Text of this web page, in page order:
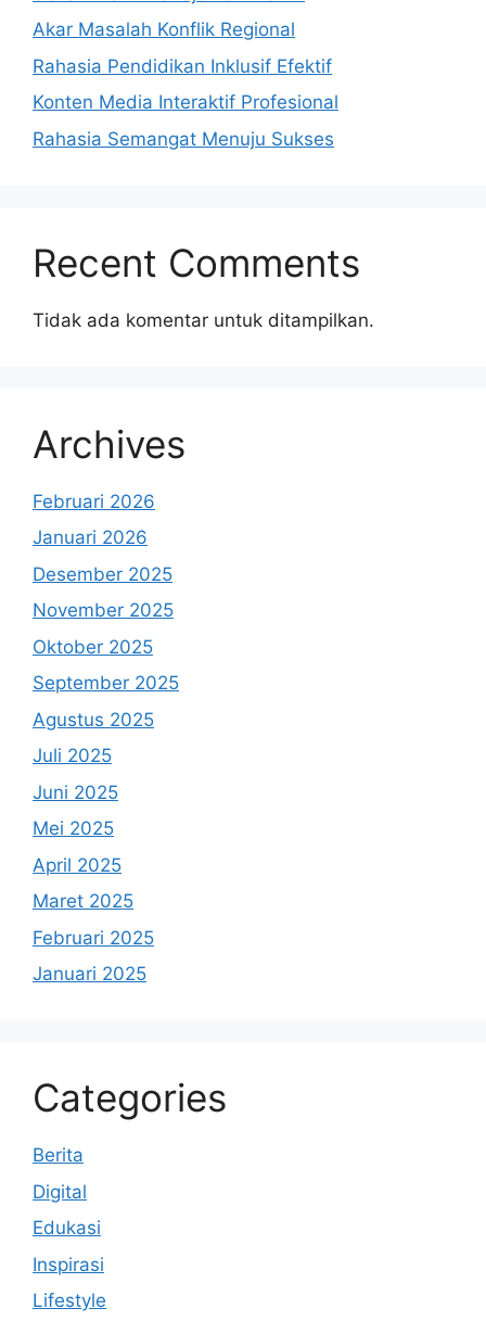
Akar Masalah Konflik Regional
Rahasia Pendidikan Inklusif Efektif
Konten Media Interaktif Profesional
Rahasia Semangat Menuju Sukses
Recent Comments
Tidak ada komentar untuk ditampilkan.
Archives
Februari 2026
Januari 2026
Desember 2025
November 2025
Oktober 2025
September 2025
Agustus 2025
Juli 2025
Juni 2025
Mei 2025
April 2025
Maret 2025
Februari 2025
Januari 2025
Categories
Berita
Digital
Edukasi
Inspirasi
Lifestyle